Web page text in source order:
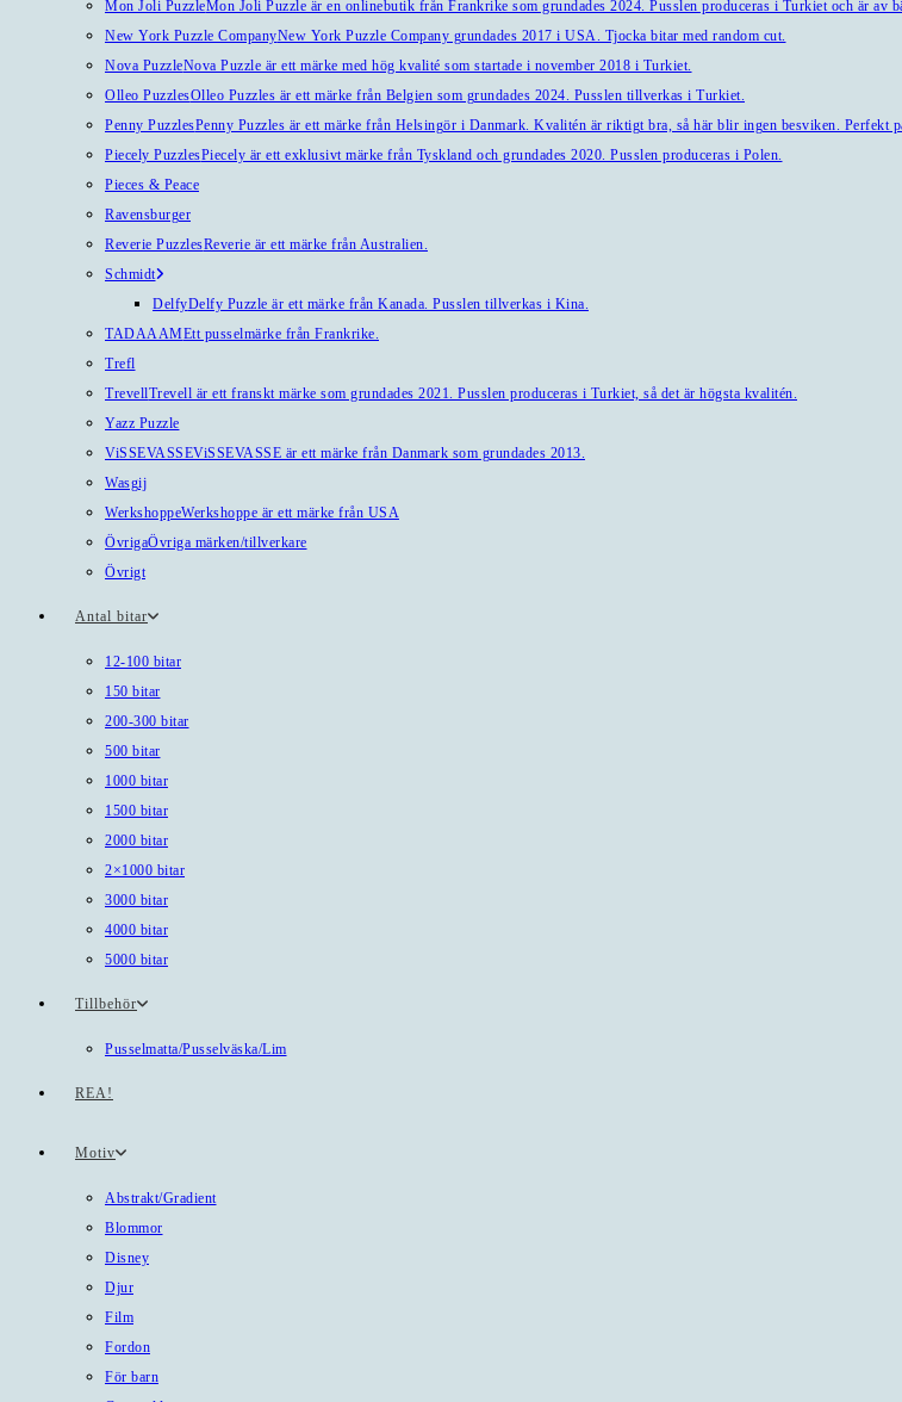
Mon Joli PuzzleMon Joli Puzzle är en onlinebutik från Frankrike som grundades 2024. Pusslen produceras i Turkiet och är av
New York Puzzle CompanyNew York Puzzle Company grundades 2017 i USA. Tjocka bitar med random cut.
Nova PuzzleNova Puzzle är ett märke med hög kvalité som startade i november 2018 i Turkiet.
Olleo PuzzlesOlleo Puzzles är ett märke från Belgien som grundades 2024. Pusslen tillverkas i Turkiet.
Penny PuzzlesPenny Puzzles är ett märke från Helsingör i Danmark. Kvalitén är riktigt bra, så här blir ingen besviken.
Piecely PuzzlesPiecely är ett exklusivt märke från Tyskland och grundades 2020. Pusslen produceras i Polen.
Pieces & Peace
Ravensburger
Reverie PuzzlesReverie är ett märke från Australien.
Schmidt
DelfyDelfy Puzzle är ett märke från Kanada. Pusslen tillverkas i Kina.
TADAAAMEtt pusselmärke från Frankrike.
Trefl
TrevellTrevell är ett franskt märke som grundades 2021. Pusslen produceras i Turkiet, så det är högsta kvalitén.
Yazz Puzzle
ViSSEVASSEViSSEVASSE är ett märke från Danmark som grundades 2013.
Wasgij
WerkshoppeWerkshoppe är ett märke från USA
ÖvrigaÖvriga märken/tillverkare
Övrigt
Antal bitar
12-100 bitar
150 bitar
200-300 bitar
500 bitar
1000 bitar
1500 bitar
2000 bitar
2×1000 bitar
3000 bitar
4000 bitar
5000 bitar
Tillbehör
Pusselmatta/Pusselväska/Lim
REA!
Motiv
Abstrakt/Gradient
Blommor
Disney
Djur
Film
Fordon
För barn